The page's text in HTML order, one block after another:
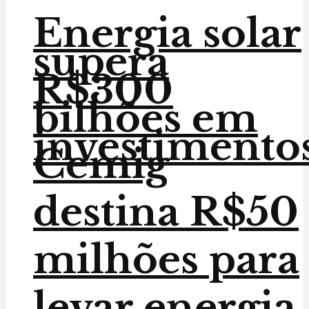
Energia solar
supera
R$300
bilhões em
Cemig
destina R$50
milhões para